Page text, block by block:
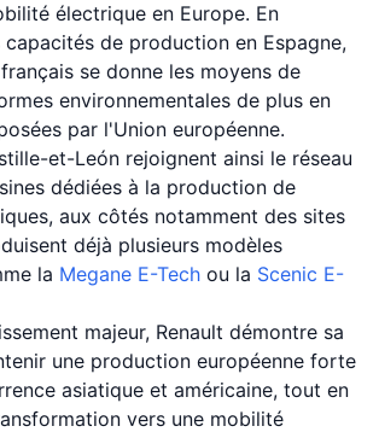
électrique en Europe. En
de production en Espagne,
se donne les moyens de
environnementales de plus en
par l'Union européenne.
et-León rejoignent ainsi le réseau
dédiées à la production de
aux côtés notamment des sites
déjà plusieurs modèles
la Megane E-Tech ou la Scenic E-
majeur, Renault démontre sa
une production européenne forte
asiatique et américaine, tout en
vers une mobilité